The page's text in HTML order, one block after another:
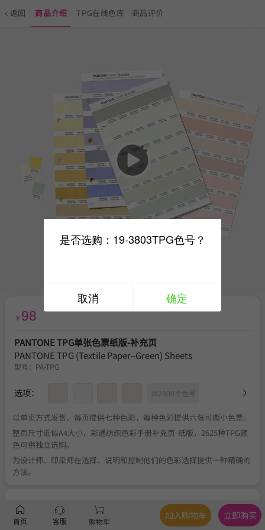
返回 商品介绍 TPG在线色库 商品评价
￥ 98
PANTONE TPG单张色票纸版-补充页
PANTONE TPG (Textile Paper–Green) Sheets
型号： PA-TPG
选项： 共2800个色号
以单页方式发售、每页提供七种色彩，每种色彩提供六张可撕小色票。
整页尺寸近似A4大小，彩通纺织色彩手册补充页-纸版，2625种TPG颜
色可供独立选购。
为设计师、印染师在选择、说明和控制他们的色彩选择提供一种精确的
方法。
服务 官方正品 关于税费 、不可退换
首页 客服 购物车
加入购物车 立即购买
是否选购：19-3803TPG色号？
取消 确定